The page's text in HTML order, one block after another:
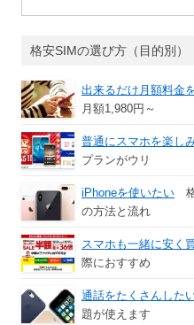
索:
格安SIMの選び方（目的別）
出来るだけ月額料金
月額1,980円～
普通にスマホを楽し
プランがウリ
iPhoneを使いたい
の方法と流れ
スマホも一緒に安く
際におすすめ
通話をたくさんした
題が使えます